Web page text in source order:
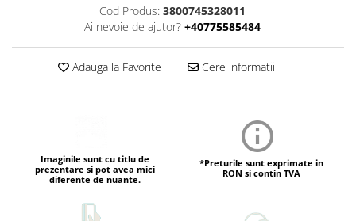
Cod Produs: 3800745328011
Ai nevoie de ajutor? +40775585484
Adauga la Favorite Cere informatii
Imaginile sunt cu titlu de
prezentare si pot avea mici
diferente de nuante.
*Preturile sunt exprimate in
RON si contin TVA